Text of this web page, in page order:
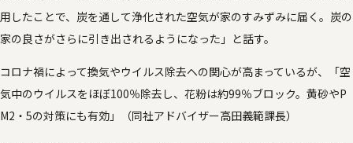
用したことで、炭を通して浄化された空気が家のすみずみに届く。炭の
家の良さがさらに引き出されるようになった」と話す。
コロナ禍によって換気やウイルス除去への関心が高まっているが、「空
気中のウイルスをほぼ100％除去し、花粉は約99％ブロック。黄砂やP
M2・5の対策にも有効」（同社アドバイザー高田義範課長）